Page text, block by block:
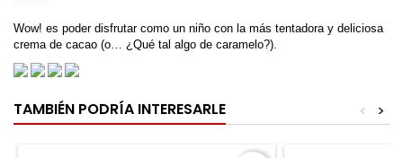
Wow! es poder disfrutar como un niño con la más tentadora y deliciosa
crema de cacao (o… ¿Qué tal algo de caramelo?).
TAMBIÉN PODRÍA INTERESARLE >
<